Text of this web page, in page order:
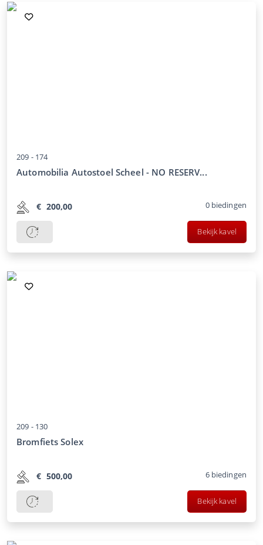
209 - 174
Automobilia Autostoel Scheel - NO RESERV...
€ 200,00 0 biedingen
Bekijk kavel
209 - 130
Bromfiets Solex
€ 500,00 6 biedingen
Bekijk kavel